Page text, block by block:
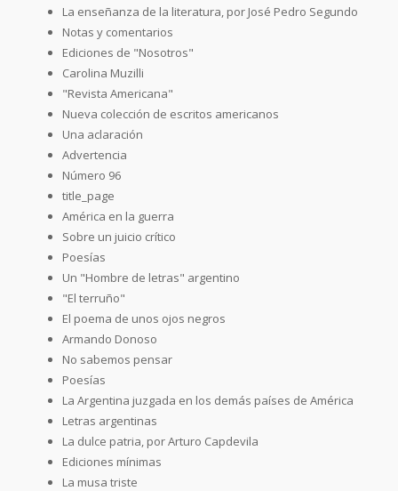
La enseñanza de la literatura, por José Pedro Segundo
Notas y comentarios
Ediciones de "Nosotros"
Carolina Muzilli
"Revista Americana"
Nueva colección de escritos americanos
Una aclaración
Advertencia
Número 96
title_page
América en la guerra
Sobre un juicio crítico
Poesías
Un "Hombre de letras" argentino
"El terruño"
El poema de unos ojos negros
Armando Donoso
No sabemos pensar
Poesías
La Argentina juzgada en los demás países de América
Letras argentinas
La dulce patria, por Arturo Capdevila
Ediciones mínimas
La musa triste